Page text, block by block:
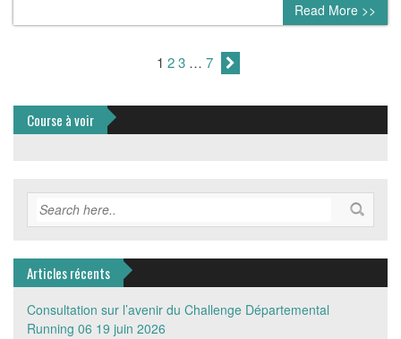
Read More >>
1 23 … 7
Course à voir
Articles récents
Consultation sur l’avenir du Challenge Départemental
Running 06 19 juin 2026